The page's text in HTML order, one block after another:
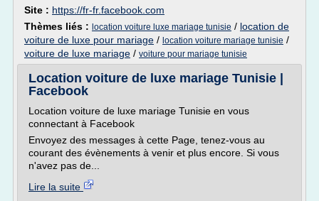
Site : https://fr-fr.facebook.com
Thèmes liés : location voiture luxe mariage tunisie / location de
voiture de luxe pour mariage / location voiture mariage tunisie /
voiture de luxe mariage / voiture pour mariage tunisie
Location voiture de luxe mariage Tunisie |
Facebook
Location voiture de luxe mariage Tunisie en vous
connectant à Facebook
Envoyez des messages à cette Page, tenez-vous au
courant des évènements à venir et plus encore. Si vous
n'avez pas de...
Lire la suite